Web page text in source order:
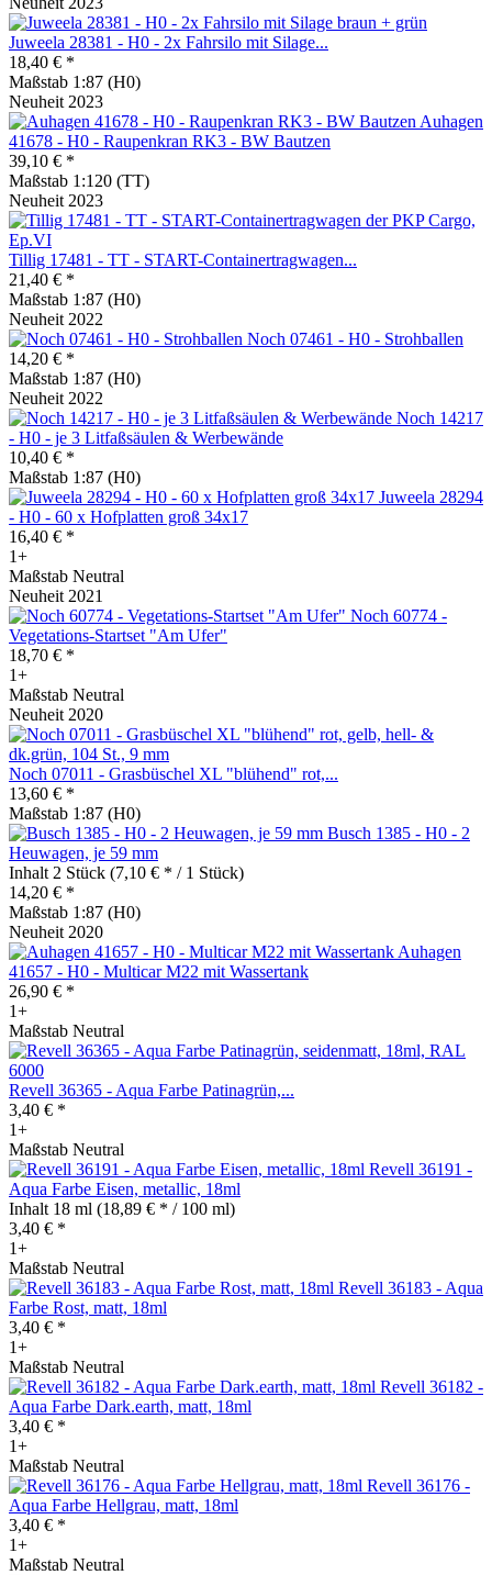
Juweela 28381 - H0 - 2x Fahrsilo mit Silage...
18,40 € *
Maßstab 1:87 (H0)
Neuheit 2023
Auhagen
41678 - H0 - Raupenkran RK3 - BW Bautzen
39,10 € *
Maßstab 1:120 (TT)
Neuheit 2023
Tillig 17481 - TT - START-Containertragwagen...
21,40 € *
Maßstab 1:87 (H0)
Neuheit 2022
Noch 07461 - H0 - Strohballen
14,20 € *
Maßstab 1:87 (H0)
Neuheit 2022
Noch 14217
- H0 - je 3 Litfaßsäulen & Werbewände
10,40 € *
Maßstab 1:87 (H0)
Juweela 28294
- H0 - 60 x Hofplatten groß 34x17
16,40 € *
1+
Maßstab Neutral
Neuheit 2021
Noch 60774 -
Vegetations-Startset "Am Ufer"
18,70 € *
1+
Maßstab Neutral
Neuheit 2020
Noch 07011 - Grasbüschel XL "blühend" rot,...
13,60 € *
Maßstab 1:87 (H0)
Busch 1385 - H0 - 2
Heuwagen, je 59 mm
Inhalt 2 Stück (7,10 € * / 1 Stück)
14,20 € *
Maßstab 1:87 (H0)
Neuheit 2020
Auhagen
41657 - H0 - Multicar M22 mit Wassertank
26,90 € *
1+
Maßstab Neutral
Revell 36365 - Aqua Farbe Patinagrün,...
3,40 € *
1+
Maßstab Neutral
Revell 36191 -
Aqua Farbe Eisen, metallic, 18ml
Inhalt 18 ml (18,89 € * / 100 ml)
3,40 € *
1+
Maßstab Neutral
Revell 36183 - Aqua
Farbe Rost, matt, 18ml
3,40 € *
1+
Maßstab Neutral
Revell 36182 -
Aqua Farbe Dark.earth, matt, 18ml
3,40 € *
1+
Maßstab Neutral
Revell 36176 -
Aqua Farbe Hellgrau, matt, 18ml
3,40 € *
1+
Maßstab Neutral